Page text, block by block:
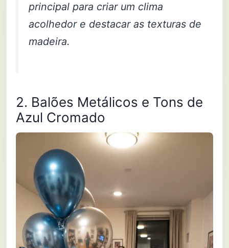
principal para criar um clima
acolhedor e destacar as texturas de
madeira.
2. Balões Metálicos e Tons de
Azul Cromado